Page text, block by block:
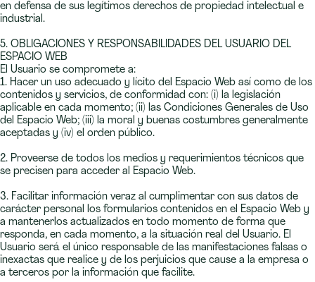
en defensa de sus legítimos derechos de propiedad intelectual e
industrial.
5. OBLIGACIONES Y RESPONSABILIDADES DEL USUARIO DEL
ESPACIO WEB
El Usuario se compromete a:
1. Hacer un uso adecuado y lícito del Espacio Web así como de los
contenidos y servicios, de conformidad con: (i) la legislación
aplicable en cada momento; (ii) las Condiciones Generales de Uso
del Espacio Web; (iii) la moral y buenas costumbres generalmente
aceptadas y (iv) el orden público.
2. Proveerse de todos los medios y requerimientos técnicos que
se precisen para acceder al Espacio Web.
3. Facilitar información veraz al cumplimentar con sus datos de
carácter personal los formularios contenidos en el Espacio Web y
a mantenerlos actualizados en todo momento de forma que
responda, en cada momento, a la situación real del Usuario. El
Usuario será el único responsable de las manifestaciones falsas o
inexactas que realice y de los perjuicios que cause a la empresa o
a terceros por la información que facilite.